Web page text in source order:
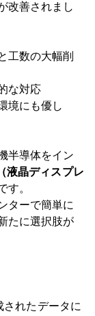
改善されまし
工数の大幅削
な対応
境にも優し
半導体をイン
液晶ディスプレ
す。
ターで簡単に
たに選択肢が
れたデータに